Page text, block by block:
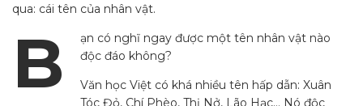
qua: cái tên của nhân vật.
B
ạn có nghĩ ngay được một tên nhân vật nào
độc đáo không?
Văn học Việt có khá nhiều tên hấp dẫn: Xuân
Tóc Đỏ, Chí Phèo, Thị Nở, Lão Hạc… Nó độc